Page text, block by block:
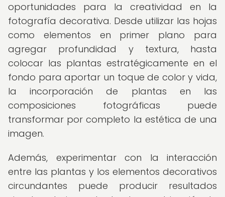
oportunidades para la creatividad en la
fotografía decorativa. Desde utilizar las hojas
como elementos en primer plano para
agregar profundidad y textura, hasta
colocar las plantas estratégicamente en el
fondo para aportar un toque de color y vida,
la incorporación de plantas en las
composiciones fotográficas puede
transformar por completo la estética de una
imagen.
Además, experimentar con la interacción
entre las plantas y los elementos decorativos
circundantes puede producir resultados